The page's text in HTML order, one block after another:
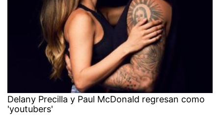
Delany Precilla y Paul McDonald regresan como
'youtubers'